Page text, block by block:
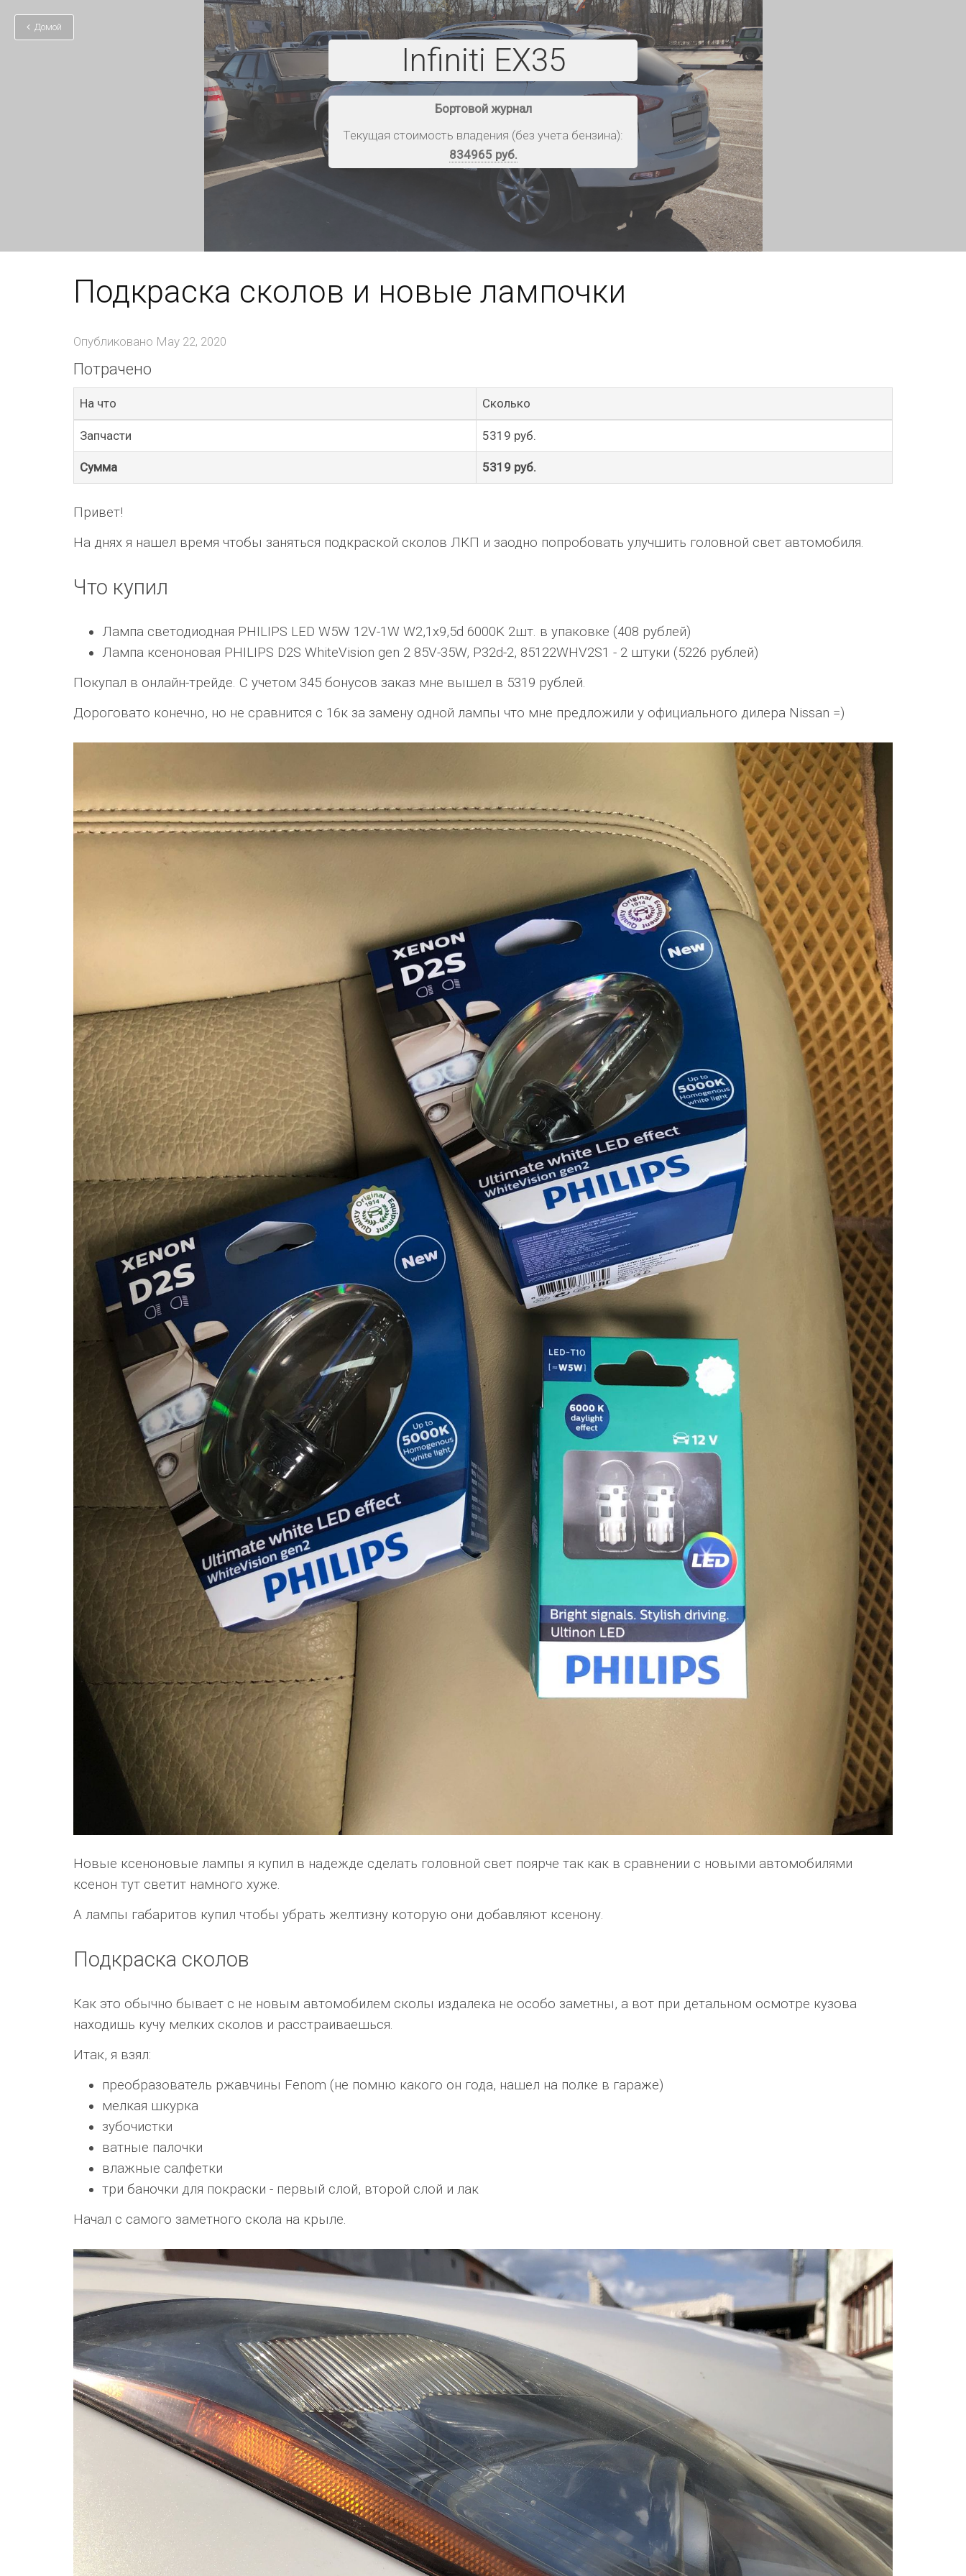
Infiniti EX35
Бортовой журнал
Текущая cтоимость владения (без учета бензина):
834965 руб.
Домой
Подкраска сколов и новые лампочки
Опубликовано May 22, 2020
Потрачено
На что Сколько
Запчасти 5319 руб.
Сумма 5319 руб.
Привет!
На днях я нашел время чтобы заняться подкраской сколов ЛКП и заодно попробовать улучшить головной свет автомобиля.
Что купил
Лампа светодиодная PHILIPS LED W5W 12V-1W W2,1x9,5d 6000K 2шт. в упаковке (408 рублей)
Лампа ксеноновая PHILIPS D2S WhiteVision gen 2 85V-35W, P32d-2, 85122WHV2S1 - 2 штуки (5226 рублей)
Покупал в онлайн-трейде. С учетом 345 бонусов заказ мне вышел в 5319 рублей.
Дороговато конечно, но не сравнится с 16к за замену одной лампы что мне предложили у официального дилера Nissan =)
Новые ксеноновые лампы я купил в надежде сделать головной свет поярче так как в сравнении с новыми автомобилями
ксенон тут светит намного хуже.
А лампы габаритов купил чтобы убрать желтизну которую они добавляют ксенону.
Подкраска сколов
Как это обычно бывает с не новым автомобилем сколы издалека не особо заметны, а вот при детальном осмотре кузова
находишь кучу мелких сколов и расстраиваешься.
Итак, я взял:
преобразователь ржавчины Fenom (не помню какого он года, нашел на полке в гараже)
мелкая шкурка
зубочистки
ватные палочки
влажные салфетки
три баночки для покраски - первый слой, второй слой и лак
Начал с самого заметного скола на крыле.